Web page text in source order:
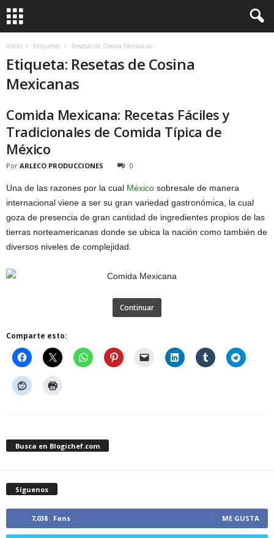
Inicio Etiquetas Resetas de Cosina Mexicanas
Etiqueta: Resetas de Cosina
Mexicanas
Comida Mexicana: Recetas Fáciles y
Tradicionales de Comida Típica de
México
Por ARLECO PRODUCCIONES 0
Una de las razones por la cual México sobresale de manera
internacional viene a ser su gran variedad gastronómica, la cual
goza de presencia de gran cantidad de ingredientes propios de las
tierras norteamericanas donde se ubica la nación como también de
diversos niveles de complejidad.
Continuar
Comparte esto:
Busca en Blogichef.com
Síguenos
7,038 Fans ME GUSTA